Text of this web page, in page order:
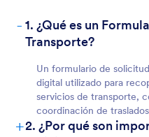
- 1. ¿Qué es un
Transporte?
Un formulario de
digital utilizado para
servicios de transporte,
coordinación de
+2. ¿Por qué son